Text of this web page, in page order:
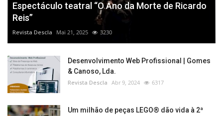
Espectáculo teatral “O Ano da Morte de Ricardo
Reis”
Revista Descla Mai 21, 2025 3230
Desenvolvimento Web Profissional | Gomes
& Canoso, Lda.
Revista Descla Abr 9, 2024 6317
Um milhão de peças LEGO® dão vida à 2ª